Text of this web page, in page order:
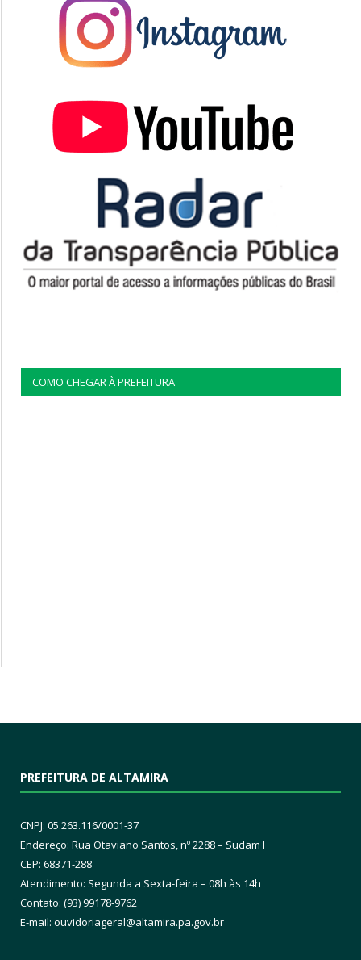
COMO CHEGAR À PREFEITURA
PREFEITURA DE ALTAMIRA
CNPJ: 05.263.116/0001-37
Endereço: Rua Otaviano Santos, nº 2288 – Sudam I
CEP: 68371-288
Atendimento: Segunda a Sexta-feira – 08h às 14h
Contato: (93) 99178-9762
E-mail: ouvidoriageral@altamira.pa.gov.br